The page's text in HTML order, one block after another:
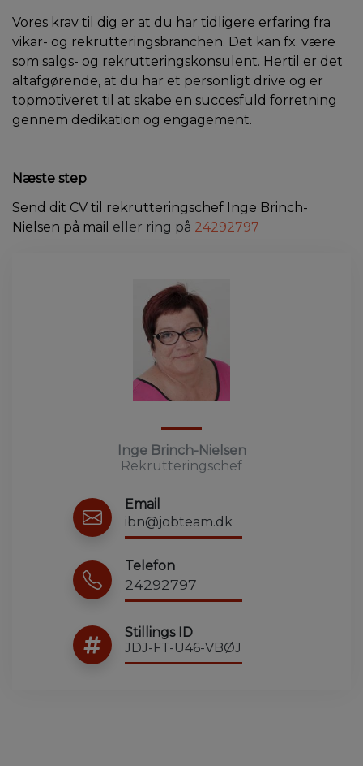
Vores krav til dig er at du har tidligere erfaring fra
vikar- og rekrutteringsbranchen. Det kan fx. være
som salgs- og rekrutteringskonsulent. Hertil er det
altafgørende, at du har et personligt drive og er
topmotiveret til at skabe en succesfuld forretning
gennem dedikation og engagement.
Næste step
Send dit CV til rekrutteringschef Inge Brinch-
Nielsen på mail eller ring på 24292797
Inge Brinch-Nielsen
Rekrutteringschef
Email
ibn@jobteam.dk
Telefon
24292797
Stillings ID
JDJ-FT-U46-VBØJ